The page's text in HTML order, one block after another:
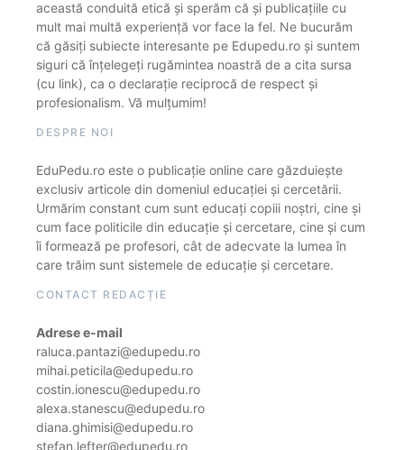
această conduită etică și sperăm că și publicațiile cu
mult mai multă experiență vor face la fel. Ne bucurăm
că găsiți subiecte interesante pe Edupedu.ro și suntem
siguri că înțelegeți rugămintea noastră de a cita sursa
(cu link), ca o declarație reciprocă de respect și
profesionalism. Vă mulțumim!
DESPRE NOI
EduPedu.ro este o publicație online care găzduiește
exclusiv articole din domeniul educației și cercetării.
Urmărim constant cum sunt educați copiii noștri, cine și
cum face politicile din educație și cercetare, cine și cum
îi formează pe profesori, cât de adecvate la lumea în
care trăim sunt sistemele de educație și cercetare.
CONTACT REDACȚIE
Adrese e-mail
raluca.pantazi@edupedu.ro
mihai.peticila@edupedu.ro
costin.ionescu@edupedu.ro
alexa.stanescu@edupedu.ro
diana.ghimisi@edupedu.ro
stefan.lefter@edupedu.ro